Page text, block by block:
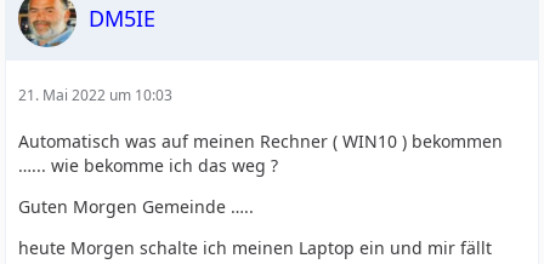
DM5IE
21. Mai 2022 um 10:03
Automatisch was auf meinen Rechner ( WIN10 ) bekommen
…... wie bekomme ich das weg ?
Guten Morgen Gemeinde …..
heute Morgen schalte ich meinen Laptop ein und mir fällt